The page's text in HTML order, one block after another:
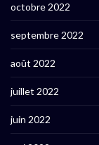
octobre 2022
septembre 2022
août 2022
juillet 2022
juin 2022